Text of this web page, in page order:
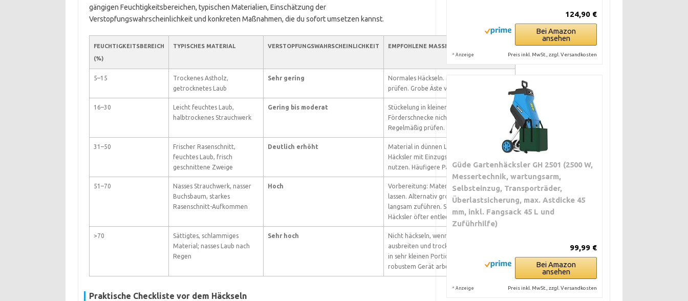
gängigen Feuchtigkeitsbereichen, typischen Materialien, Einschätzung der
Verstopfungswahrscheinlichkeit und konkreten Maßnahmen, die du sofort umsetzen kannst.
FEUCHTIGKEITSBEREICH
(%)
TYPISCHES MATERIAL VERSTOPFUNGSWAHRSCHEINLICHKEIT EMPFOHLENE MASSNAHMEN
5–15
Trockenes Astholz,
getrocknetes Laub
Sehr gering
Normales Häckseln. Messerzustand
prüfen. Grobe Äste vorschneiden.
16–30
Leicht feuchtes Laub,
halbtrockenes Strauchwerk
Gering bis moderat
Stückelung in kleineren Portionen. Evtl.
Förderschnecke nicht überlasten.
Regelmäßig prüfen.
31–50
Frischer Rasenschnitt,
feuchtes Laub, frisch
geschnittene Zweige
Deutlich erhöht
Material in dünnen Lagen zuführen.
Häcksler mit Einzugshilfe oder Revers
nutzen. Häufigere Pausen einplanen.
51–70
Nasses Strauchwerk, nasser
Buchsbaum, starkes
Rasenschnitt-Aufkommen
Hoch
Vorbereitung: Material leicht trocknen
lassen. Alternativ grob zerkleinern und
langsam zuführen. Schutzkleidung tragen.
Häcksler öfter entleeren und säubern.
>70
Sättigtes, schlammiges
Material; nasses Laub nach
Regen
Sehr hoch
Nicht häckseln, wenn möglich. Material
ausbreiten und trocknen lassen. Ansonsten
in sehr kleinen Portionen und mit
robustem Gerät arbeiten.
Praktische Checkliste vor dem Häckseln
124,90 €
Bei Amazon
ansehen
* Anzeige Preis inkl. MwSt., zzgl. Versandkosten
Güde Gartenhäcksler GH 2501 (2500 W,
Messertechnik, wartungsarm,
Selbsteinzug, Transporträder,
Überlastsicherung, max. Astdicke 45
mm, inkl. Fangsack 45 L und
Zuführhilfe)
99,99 €
Bei Amazon
ansehen
* Anzeige Preis inkl. MwSt., zzgl. Versandkosten